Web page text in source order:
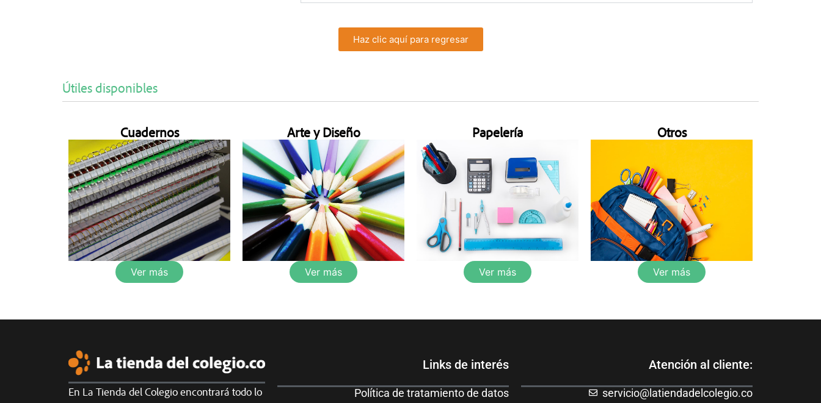
Haz clic aquí para regresar
Útiles disponibles
Cuadernos
Ver más
Arte y Diseño
Ver más
Papelería
Ver más
Otros
Ver más
En La Tienda del Colegio encontrará todo lo
Links de interés
Política de tratamiento de datos
Atención al cliente:
servicio@latiendadelcolegio.co